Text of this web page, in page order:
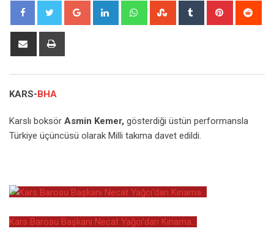
Google+ LinkedIn WhatsappStumbleUpon
Tumblr Pinterest
Share
KARS-BHA
Karslı boksör Asmin Kemer, gösterdiği üstün performansla
Türkiye üçüncüsü olarak Milli takıma davet edildi.
Kars Barosu Başkanı Necat Yağcı’dan Kınama…